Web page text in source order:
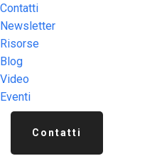
Contatti
Newsletter
Risorse
Blog
Video
Eventi
Contatti